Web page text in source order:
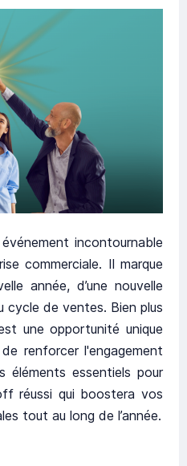
incontournable
commerciale. Il marque
année, d’une nouvelle
cycle de ventes. Bien plus
une opportunité unique
renforcer l'engagement
éléments essentiels pour
réussi qui boostera vos
tout au long de l’année.